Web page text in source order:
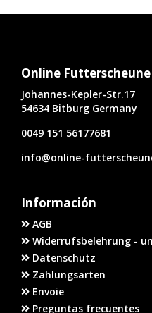
Online Futterscheune
Johannes-Kepler-Str.17
54634 Bitburg Germany
0049 151 56177681
info@online-
Información
AGB
Widerrufsbelehrung -
Datenschutz
Zahlungsarten
Envoie
Preguntas frecuentes